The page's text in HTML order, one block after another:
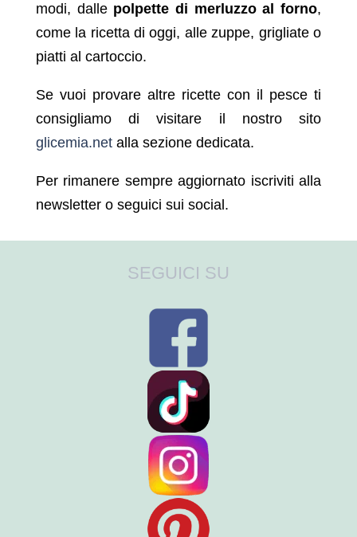
modi, dalle polpette di merluzzo al forno,
come la ricetta di oggi, alle zuppe, grigliate o
piatti al cartoccio.
Se vuoi provare altre ricette con il pesce ti
consigliamo di visitare il nostro sito
glicemia.netalla sezione dedicata.
Per rimanere sempre aggiornato iscriviti alla
newsletter o seguici sui social.
SEGUICI SU